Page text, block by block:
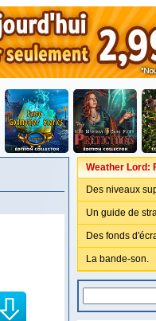
Weather Lord:
Des niveaux
Un guide de
Des fonds
La bande-son.